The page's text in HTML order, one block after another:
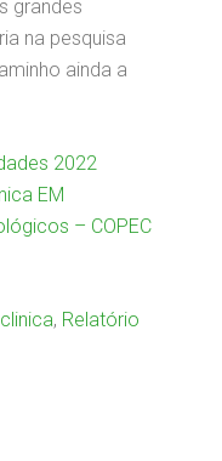
grandes
na pesquisa
ainda a
2022
EM
– COPEC
, Relatório